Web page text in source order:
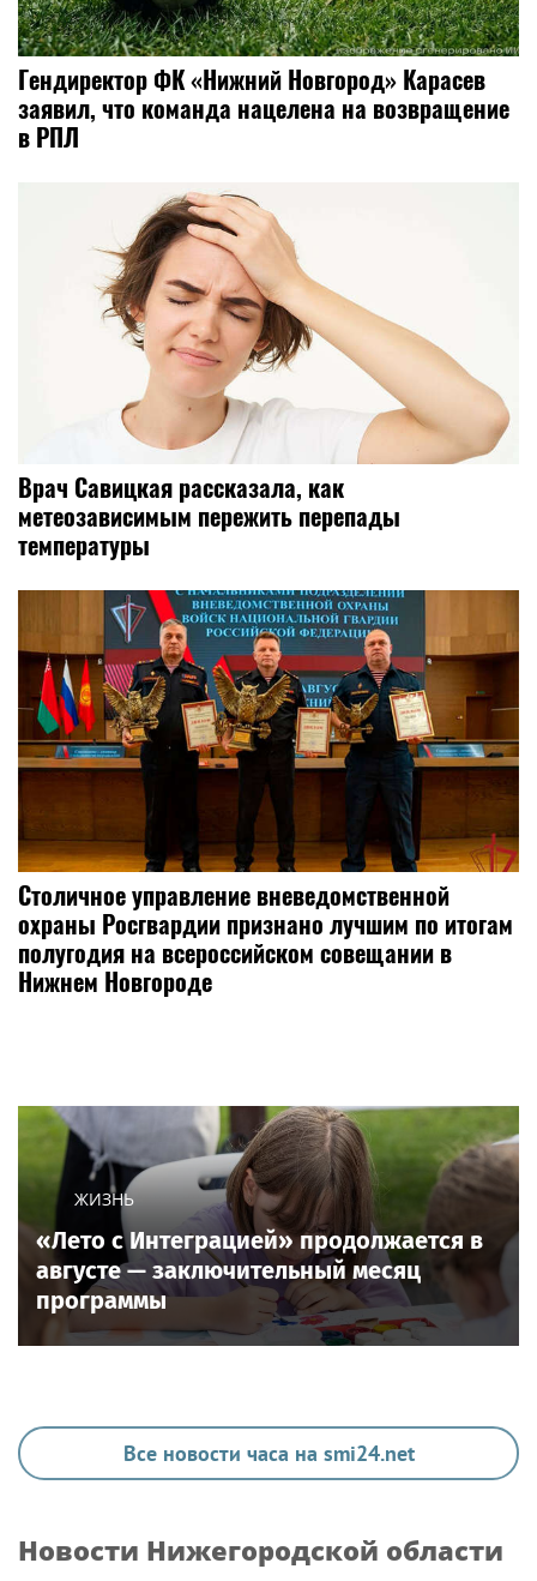
Гендиректор ФК «Нижний Новгород» Карасев
заявил, что команда нацелена на возвращение
в РПЛ
Врач Савицкая рассказала, как
метеозависимым пережить перепады
температуры
Столичное управление вневедомственной
охраны Росгвардии признано лучшим по итогам
полугодия на всероссийском совещании в
Нижнем Новгороде
ЖИЗНЬ
«Лето с Интеграцией» продолжается в
августе — заключительный месяц
программы
Все новости часа на smi24.net
Новости Нижегородской области